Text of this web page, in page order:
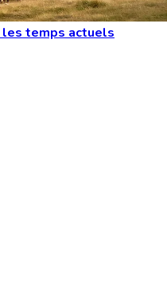
les temps actuels